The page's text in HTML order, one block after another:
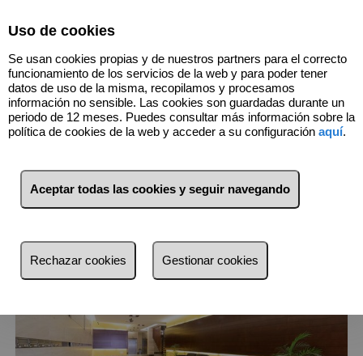
1 Inmuebles Derio (Vizcaya)
más reciente
Menos reciente
Caros
Pequeños
Uso de cookies
Se usan cookies propias y de nuestros partners para el correcto
funcionamiento de los servicios de la web y para poder tener
datos de uso de la misma, recopilamos y procesamos
información no sensible. Las cookies son guardadas durante un
periodo de 12 meses. Puedes consultar más información sobre la
política de cookies de la web y acceder a su configuración aquí.
Aceptar todas las cookies y seguir navegando
Rechazar cookies Gestionar cookies